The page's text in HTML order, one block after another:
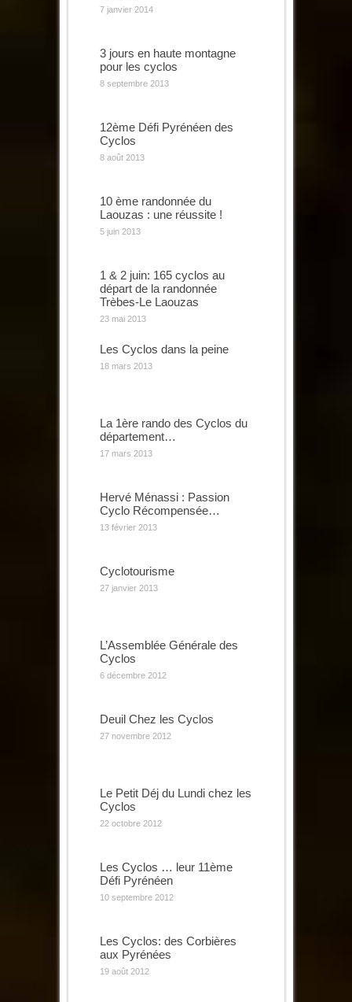
7 janvier 2014
3 jours en haute montagne
pour les cyclos
8 septembre 2013
12ème Défi Pyrénéen des
Cyclos
8 août 2013
10 ème randonnée du
Laouzas : une réussite !
5 juin 2013
1 & 2 juin: 165 cyclos au
départ de la randonnée
Trèbes-Le Laouzas
23 mai 2013
Les Cyclos dans la peine
18 mars 2013
La 1ère rando des Cyclos du
département…
17 mars 2013
Hervé Ménassi : Passion
Cyclo Récompensée…
13 février 2013
Cyclotourisme
27 janvier 2013
L’Assemblée Générale des
Cyclos
6 décembre 2012
Deuil Chez les Cyclos
27 novembre 2012
Le Petit Déj du Lundi chez les
Cyclos
22 octobre 2012
Les Cyclos … leur 11ème
Défi Pyrénéen
10 septembre 2012
Les Cyclos: des Corbières
aux Pyrénées
19 août 2012